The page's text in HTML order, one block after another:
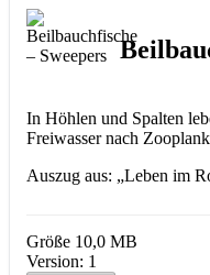
In Höhlen und Spalten
Freiwasser nach
Auszug aus: „Leben im
Größe 10,0 MB
Version: 1